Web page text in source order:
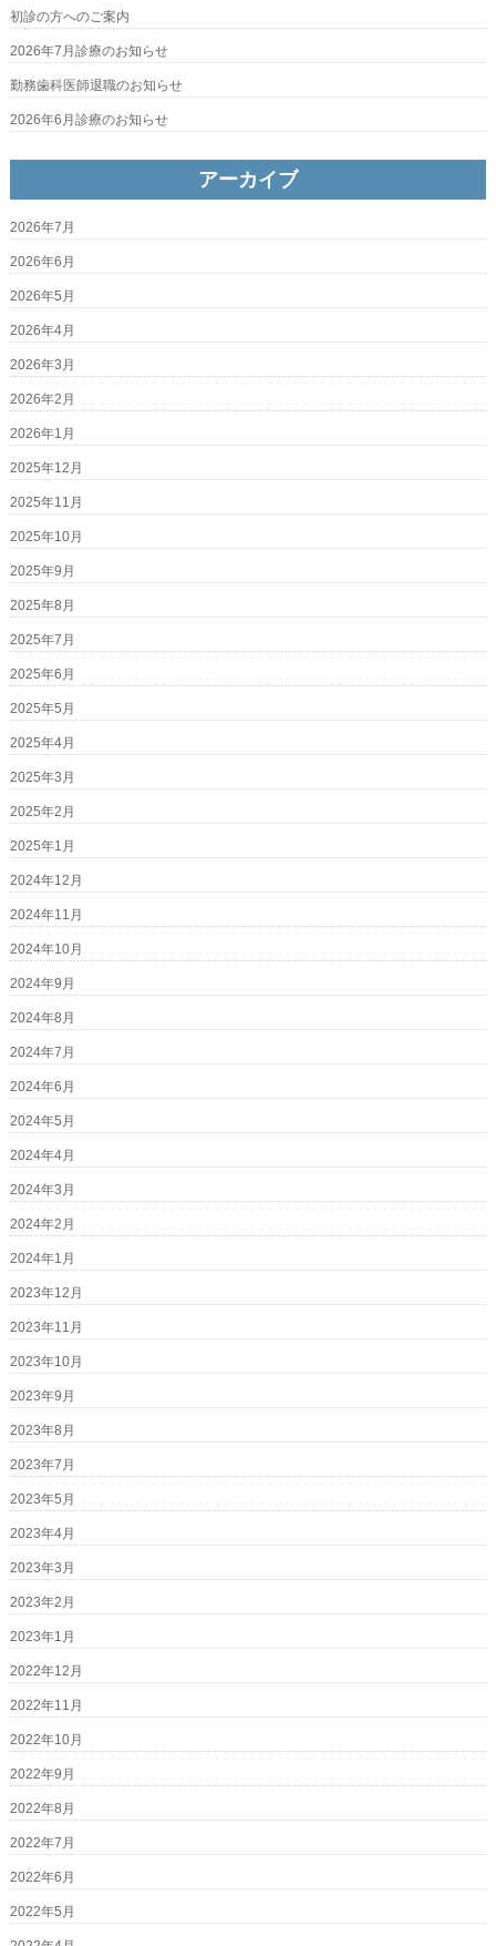
初診の方へのご案内
2026年7月診療のお知らせ
勤務歯科医師退職のお知らせ
2026年6月診療のお知らせ
アーカイブ
2026年7月
2026年6月
2026年5月
2026年4月
2026年3月
2026年2月
2026年1月
2025年12月
2025年11月
2025年10月
2025年9月
2025年8月
2025年7月
2025年6月
2025年5月
2025年4月
2025年3月
2025年2月
2025年1月
2024年12月
2024年11月
2024年10月
2024年9月
2024年8月
2024年7月
2024年6月
2024年5月
2024年4月
2024年3月
2024年2月
2024年1月
2023年12月
2023年11月
2023年10月
2023年9月
2023年8月
2023年7月
2023年5月
2023年4月
2023年3月
2023年2月
2023年1月
2022年12月
2022年11月
2022年10月
2022年9月
2022年8月
2022年7月
2022年6月
2022年5月